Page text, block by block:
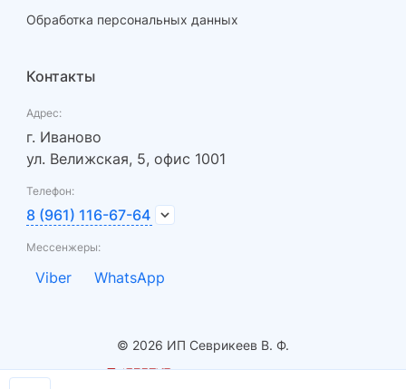
Обработка персональных данных
Контакты
Адрес:
г. Иваново
ул. Велижская, 5, офис 1001
Телефон:
8 (961) 116-67-64
Мессенжеры:
Viber WhatsApp
© 2026 ИП Севрикеев В. Ф.